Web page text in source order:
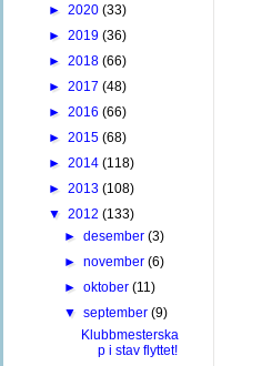
► 2020 (33)
► 2019 (36)
► 2018 (66)
► 2017 (48)
► 2016 (66)
► 2015 (68)
► 2014 (118)
► 2013 (108)
▼ 2012 (133)
►desember(3)
►november(6)
►oktober(11)
▼september(9)
Klubbmesterska
p i stav flyttet!